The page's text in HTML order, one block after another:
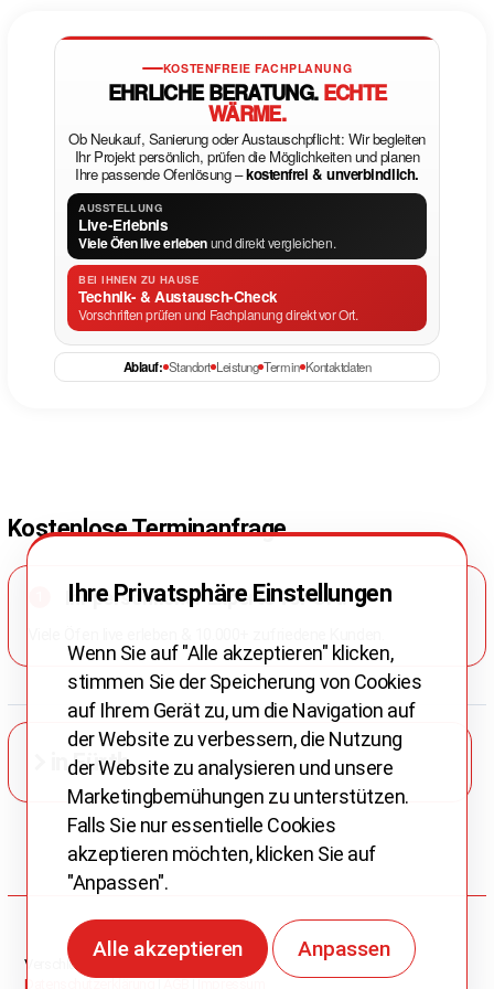
KOSTENFREIE FACHPLANUNG
EHRLICHE BERATUNG.ECHTE
WÄRME.
Ob Neukauf, Sanierung oder Austauschpflicht: Wir begleiten
Ihr Projekt persönlich, prüfen die Möglichkeiten und planen
Ihre passende Ofenlösung –kostenfrei & unverbindlich.
AUSSTELLUNG
Live-Erlebnis
Viele Öfen live erlebenund direkt vergleichen.
BEI IHNEN ZU HAUSE
Technik- & Austausch-Check
Vorschriften prüfen und Fachplanung direkt vor Ort.
Ablauf: Standort Leistung Termin Kontaktdaten
in Fürth
Kostenlose Terminanfrage
Ihr persönlicher Experte vor Ort:
Verschlüsselte Datenübertragung
Datenschutzerklärung|AGB|Impressum
Ihre Privatsphäre Einstellungen
Wenn Sie auf "Alle akzeptieren" klicken,
stimmen Sie der Speicherung von Cookies
auf Ihrem Gerät zu, um die Navigation auf
der Website zu verbessern, die Nutzung
der Website zu analysieren und unsere
Marketingbemühungen zu unterstützen.
Falls Sie nur essentielle Cookies
akzeptieren möchten, klicken Sie auf
"Anpassen".
Alle akzeptieren Anpassen